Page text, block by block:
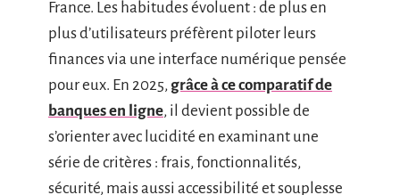
France. Les habitudes évoluent : de plus en
plus d’utilisateurs préfèrent piloter leurs
finances via une interface numérique pensée
pour eux. En 2025, grâce à ce comparatif de
banques en ligne, il devient possible de
s’orienter avec lucidité en examinant une
série de critères : frais, fonctionnalités,
sécurité, mais aussi accessibilité et souplesse